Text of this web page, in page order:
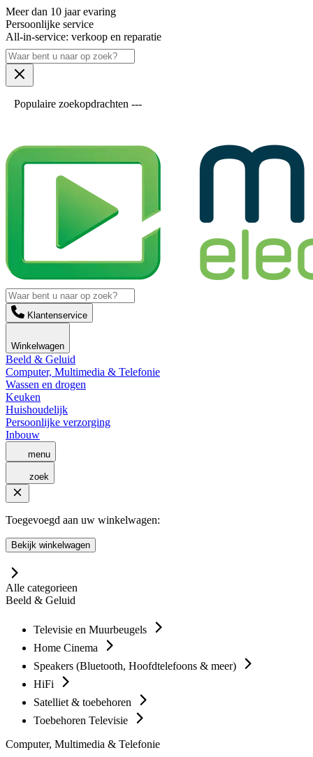
Meer dan 10 jaar evaring
Persoonlijke service
All-in-service: verkoop en reparatie
Populaire zoekopdrachten ---
Klantenservice
Winkelwagen
Beeld & Geluid
Computer, Multimedia & Telefonie
Wassen en drogen
Keuken
Huishoudelijk
Persoonlijke verzorging
Inbouw
menu
zoek
Toegevoegd aan uw winkelwagen:
Bekijk winkelwagen
Alle categorieen
Beeld & Geluid
Televisie en Muurbeugels
Home Cinema
Speakers (Bluetooth, Hoofdtelefoons & meer)
HiFi
Satelliet & toebehoren
Toebehoren Televisie
Computer, Multimedia & Telefonie